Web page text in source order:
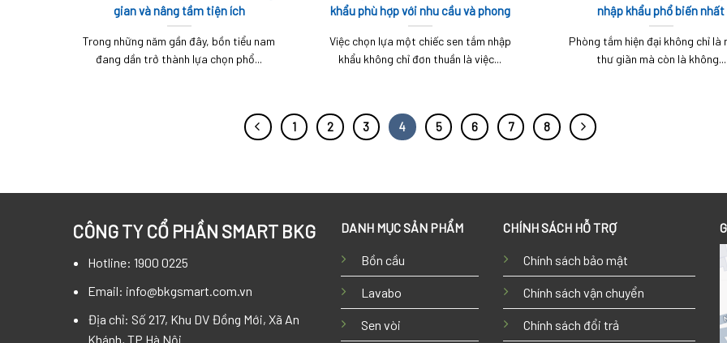
gian và nâng tầm tiện ích
Trong những năm gần đây, bồn tiểu nam
đang dần trở thành lựa chọn phổ...
khẩu phù hợp với nhu cầu và phong
cách của bạn
Việc chọn lựa một chiếc sen tắm nhập
khẩu không chỉ đơn thuần là việc...
nhập khẩu phổ biến nhất
Phòng tắm hiện đại không chỉ là
thư giãn mà còn là không...
1 2 3 4 5 6 7 8
CÔNG TY CỔ PHẦN SMART BKG
Hotline: 1900 0225
Email: info@bkgsmart.com.vn
Địa chỉ: Số 217, Khu DV Đồng Mới, Xã An
Khánh, TP Hà Nội
DANH MỤC SẢN PHẨM
Bồn cầu
Lavabo
Sen vòi
CHÍNH SÁCH HỖ TRỢ
Chính sách bảo mật
Chính sách vận chuyển
Chính sách đổi trả